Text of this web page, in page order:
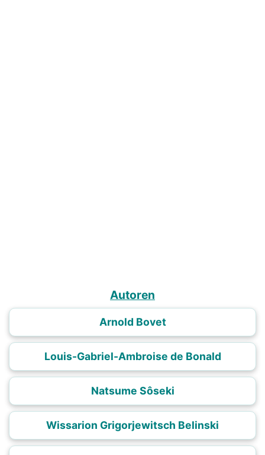
Autoren
Arnold Bovet
Louis-Gabriel-Ambroise de Bonald
Natsume Sôseki
Wissarion Grigorjewitsch Belinski